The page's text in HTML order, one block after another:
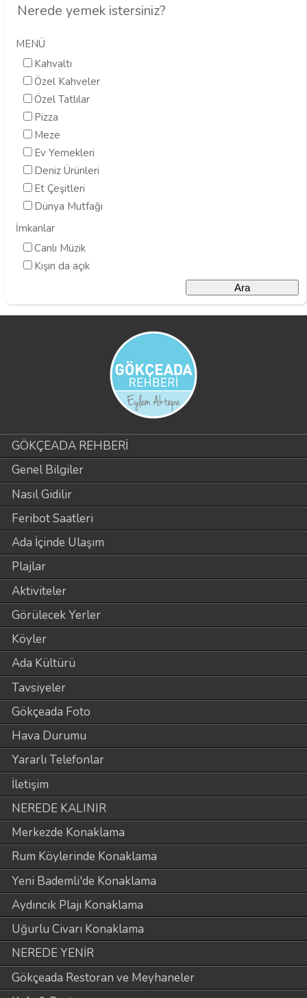
Nerede yemek istersiniz?
MENÜ
Kahvaltı
Özel Kahveler
Özel Tatlılar
Pizza
Meze
Ev Yemekleri
Deniz Ürünleri
Et Çeşitleri
Dünya Mutfağı
İmkanlar
Canlı Müzik
Kışın da açık
GÖKÇEADA REHBERİ
Genel Bilgiler
Nasıl Gidilir
Feribot Saatleri
Ada İçinde Ulaşım
Plajlar
Aktiviteler
Görülecek Yerler
Köyler
Ada Kültürü
Tavsiyeler
Gökçeada Foto
Hava Durumu
Yararlı Telefonlar
İletişim
NEREDE KALINIR
Merkezde Konaklama
Rum Köylerinde Konaklama
Yeni Bademli'de Konaklama
Aydıncık Plajı Konaklama
Uğurlu Civarı Konaklama
NEREDE YENİR
Gökçeada Restoran ve Meyhaneler